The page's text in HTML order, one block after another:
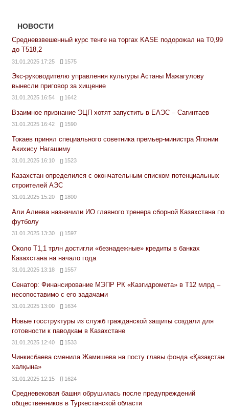
НОВОСТИ
Средневзвешенный курс тенге на торгах KASE подорожал на Т0,99
до Т518,2
31.01.2025 17:25 1575
Экс-руководителю управления культуры Астаны Мажагулову
вынесли приговор за хищение
31.01.2025 16:54 1642
Взаимное признание ЭЦП хотят запустить в ЕАЭС – Сагинтаев
31.01.2025 16:42 1590
Токаев принял специального советника премьер-министра Японии
Акихису Нагашиму
31.01.2025 16:10 1523
Казахстан определился с окончательным списком потенциальных
строителей АЭС
31.01.2025 15:20 1800
Али Алиева назначили ИО главного тренера сборной Казахстана по
футболу
31.01.2025 13:30 1597
Около Т1,1 трлн достигли «безнадежные» кредиты в банках
Казахстана на начало года
31.01.2025 13:18 1557
Сенатор: Финансирование МЭПР РК «Казгидромета» в Т12 млрд –
несопоставимо с его задачами
31.01.2025 13:00 1634
Новые госструктуры из служб гражданской защиты создали для
готовности к паводкам в Казахстане
31.01.2025 12:40 1533
Чинкисбаева сменила Жамишева на посту главы фонда «Қазақстан
халқына»
31.01.2025 12:15 1624
Средневековая башня обрушилась после предупреждений
общественников в Туркестанской области